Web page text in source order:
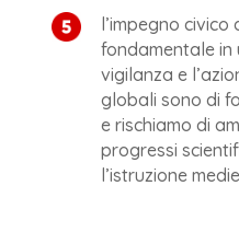
l’impegno civico
fondamentale in
vigilanza e
globali sono di
e rischiamo di
progressi
l’istruzione